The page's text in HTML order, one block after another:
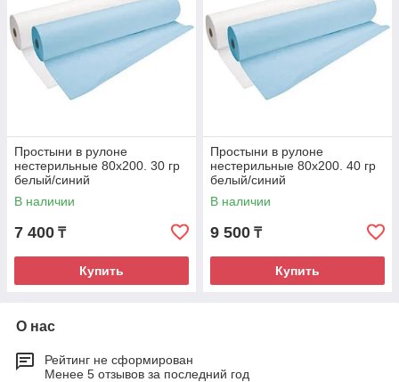
Простыни в рулоне
нестерильные 80х200. 30 гр
белый/синий
В наличии
7 400 ₸
Купить
Простыни в рулоне
нестерильные 80х200. 40 гр
белый/синий
В наличии
9 500 ₸
Купить
О нас
Рейтинг не сформирован
Менее 5 отзывов за последний год